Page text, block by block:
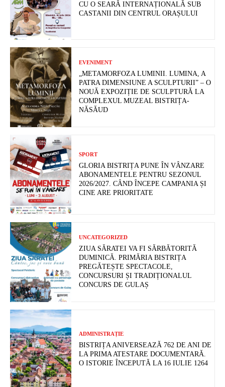
CU O SEARĂ INTERNAȚIONALĂ SUB
CASTANII DIN CENTRUL ORAȘULUI
EVENIMENT
„METAMORFOZA LUMINII. LUMINA, A
PATRA DIMENSIUNE A SCULPTURII” – O
NOUĂ EXPOZIȚIE DE SCULPTURĂ LA
COMPLEXUL MUZEAL BISTRIȚA-
NĂSĂUD
SPORT
GLORIA BISTRIȚA PUNE ÎN VÂNZARE
ABONAMENTELE PENTRU SEZONUL
2026/2027. CÂND ÎNCEPE CAMPANIA ȘI
CINE ARE PRIORITATE
UNCATEGORIZED
ZIUA SĂRATEI VA FI SĂRBĂTORITĂ
DUMINICĂ. PRIMĂRIA BISTRIȚA
PREGĂTEȘTE SPECTACOLE,
CONCURSURI ȘI TRADIȚIONALUL
CONCURS DE GULAȘ
ADMINISTRAȚIE
BISTRIȚA ANIVERSEAZĂ 762 DE ANI DE
LA PRIMA ATESTARE DOCUMENTARĂ.
O ISTORIE ÎNCEPUTĂ LA 16 IULIE 1264